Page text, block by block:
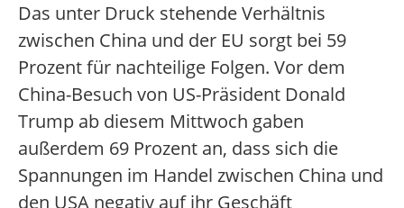
Das unter Druck stehende Verhältnis
zwischen China und der EU sorgt bei 59
Prozent für nachteilige Folgen. Vor dem
China-Besuch von US-Präsident Donald
Trump ab diesem Mittwoch gaben
außerdem 69 Prozent an, dass sich die
Spannungen im Handel zwischen China und
den USA negativ auf ihr Geschäft